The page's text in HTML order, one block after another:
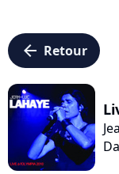
arrow_left Retour